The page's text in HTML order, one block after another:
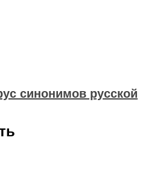
синонимов русской